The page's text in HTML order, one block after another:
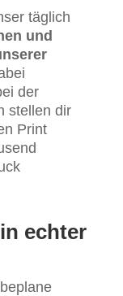
täglich
und
der
stellen dir
Print
echter